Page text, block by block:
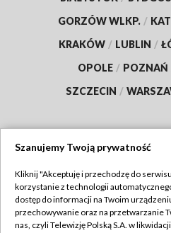
GORZÓW WLKP. /
KRAKÓW / LUBLIN /
OPOLE / POZNAŃ
SZCZECIN /
Abonament TVP
Szanujemy Twoją prywatność
Kliknij "Akceptuję i przechodzę do
korzystanie z technologii
dostęp do informacji na Twoim
przechowywanie oraz na przetwarzanie
nas, czyli Telewizję Polską S.A. w